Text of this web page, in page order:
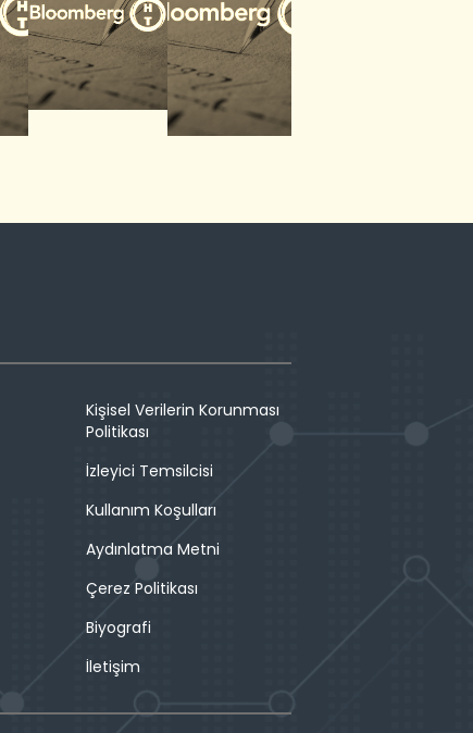
Kişisel Verilerin Korunması
Politikası
İzleyici Temsilcisi
Kullanım Koşulları
Aydınlatma Metni
Çerez Politikası
Biyografi
İletişim